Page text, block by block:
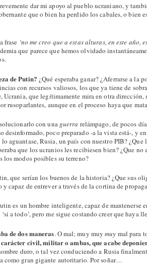
dar mi apoyo al pueblo ucraniano, y
que o bien ha perdido los cabales, o bien
frase ‘no me creo que a estas alturas, en este año,
que parece que hemos olvidado
de Putin? ¿Qué esperaba ganar? ¿Aferrarse a la
con recursos valiosos, los que ya tiene de
, Ucrania, que legítimamente mira en otra
rusoparlantes, aunque en el proceso haya que
con una guerra relámpago, de pocos
desinformado, poco preparado -a la vista está-, y
aguantase, Rusia, un país con nuestro PIB?
que los ucranios les recibiesen bien? ¿Que
los modos posibles su terreno?
que serían los buenos de la historia? ¿Que sus
capaz de entrever a través de la cortina de
es un hombre inteligente, capaz de mantenerse
a todo’, pero me sigue costando creer que haya
de dos maneras. O mal; muy muymuy mal para
civil, militar o ambas, que acabe
duro, o tal vez conduciendo a Rusia
como gran gigante autoritario. Por soñar…